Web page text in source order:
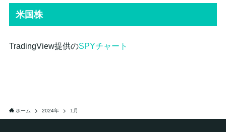
米国株
TradingView提供のSPYチャート
ホーム 2024年 1月